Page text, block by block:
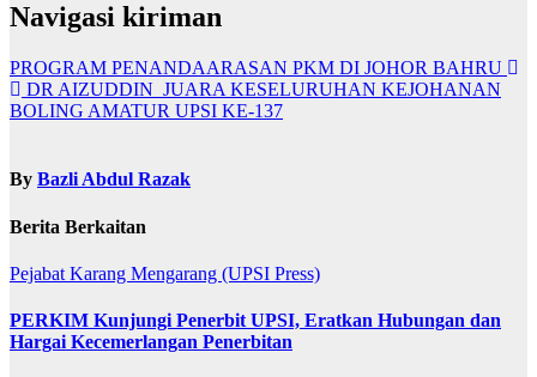
Navigasi kiriman
PROGRAM PENANDAARASAN PKM DI JOHOR BAHRU
DR AIZUDDIN JUARA KESELURUHAN KEJOHANAN
BOLING AMATUR UPSI KE-137
By Bazli Abdul Razak
Berita Berkaitan
Pejabat Karang Mengarang (UPSI Press)
PERKIM Kunjungi Penerbit UPSI, Eratkan Hubungan dan
Hargai Kecemerlangan Penerbitan